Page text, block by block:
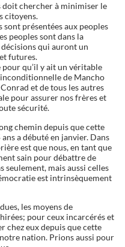
doit chercher à minimiser le
citoyens.
présentées aux peoples
peoples sont dans la
qui auront un
futures.
qu’il y ait un véritable
de Mancho
et de tous les autres
pour assurer nos frères et
sécurité.
chemin depuis que cette
a débuté en janvier. Dans
est que nous, en tant que
sain pour débattre de
seulement, mais aussi celles
est intrinsèquement
les moyens de
pour ceux incarcérés et
chez eux depuis que cette
nation. Prions aussi pour